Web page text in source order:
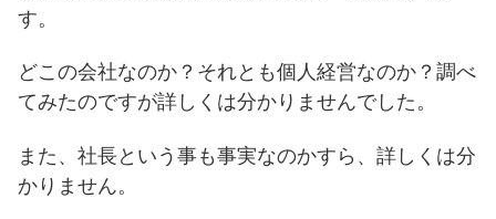
す。
どこの会社なのか？それとも個人経営なのか？調べ
てみたのですが詳しくは分かりませんでした。
また、社長という事も事実なのかすら、詳しくは分
かりません。